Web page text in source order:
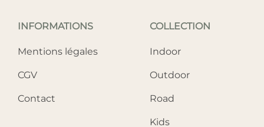
INFORMATIONS
Mentions légales
CGV
Contact
COLLECTION
Indoor
Outdoor
Road
Kids